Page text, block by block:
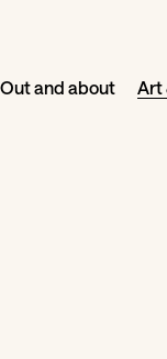
Out and about Art